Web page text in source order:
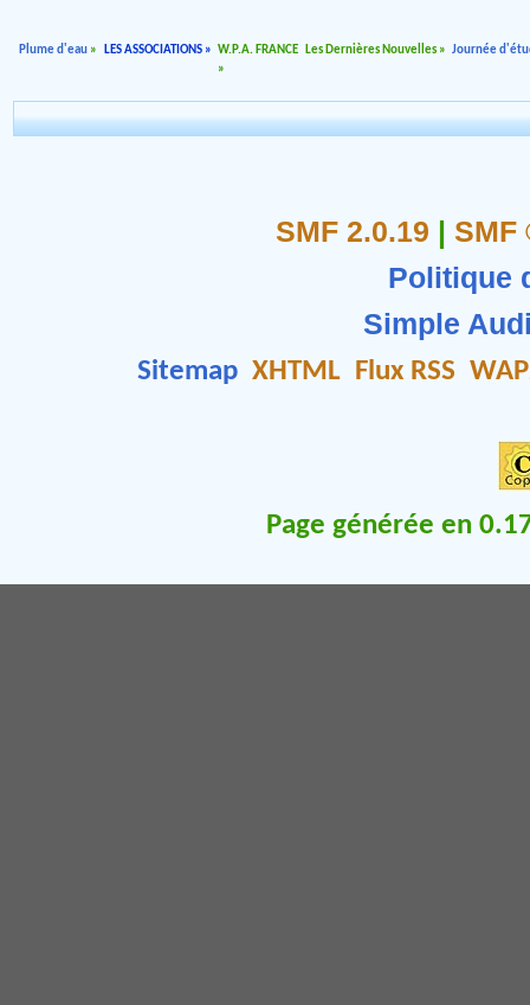
Plume d'eau » LES ASSOCIATIONS» W.P.A. FRANCE
»
Les Dernières Nouvelles» Journée
SMF 2.0.19 | SMF
Politique
Simple
Sitemap XHTML Flux RSS
Page générée en